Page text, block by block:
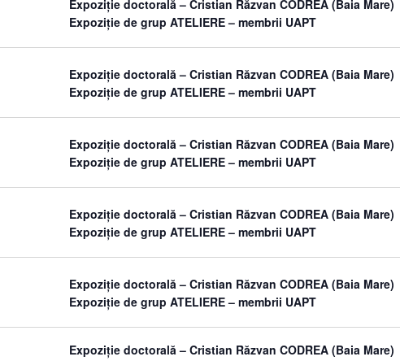
Expoziție doctorală – Cristian Răzvan CODREA (Baia Mare)
Expoziție de grup ATELIERE – membrii UAPT
Expoziție doctorală – Cristian Răzvan CODREA (Baia Mare)
Expoziție de grup ATELIERE – membrii UAPT
Expoziție doctorală – Cristian Răzvan CODREA (Baia Mare)
Expoziție de grup ATELIERE – membrii UAPT
Expoziție doctorală – Cristian Răzvan CODREA (Baia Mare)
Expoziție de grup ATELIERE – membrii UAPT
Expoziție doctorală – Cristian Răzvan CODREA (Baia Mare)
Expoziție de grup ATELIERE – membrii UAPT
Expoziție doctorală – Cristian Răzvan CODREA (Baia Mare)